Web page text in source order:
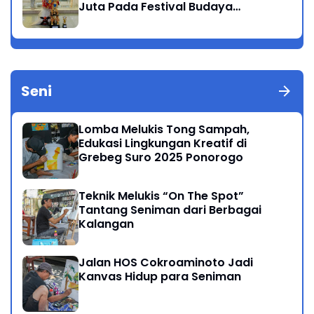
Juta Pada Festival Budaya
Seni
Lomba Melukis Tong Sampah,
Edukasi Lingkungan Kreatif di
Grebeg Suro 2025 Ponorogo
Teknik Melukis “On The Spot”
Tantang Seniman dari Berbagai
Kalangan
Jalan HOS Cokroaminoto Jadi
Kanvas Hidup para Seniman